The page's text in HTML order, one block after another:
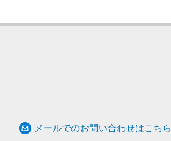
メールでのお問い合わせはこちら